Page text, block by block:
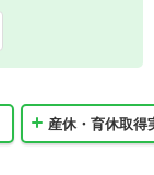
産休・育休取得